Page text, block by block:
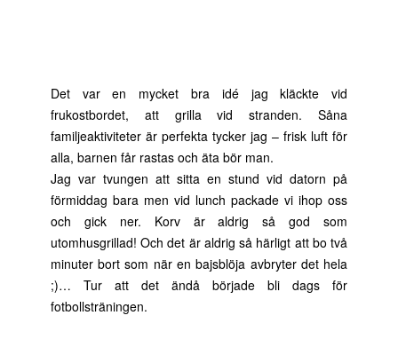
Det var en mycket bra idé jag kläckte vid
frukostbordet, att grilla vid stranden. Såna
familjeaktiviteter är perfekta tycker jag – frisk luft för
alla, barnen får rastas och äta bör man.
Jag var tvungen att sitta en stund vid datorn på
förmiddag bara men vid lunch packade vi ihop oss
och gick ner. Korv är aldrig så god som
utomhusgrillad! Och det är aldrig så härligt att bo två
minuter bort som när en bajsblöja avbryter det hela
;)… Tur att det ändå började bli dags för
fotbollsträningen.